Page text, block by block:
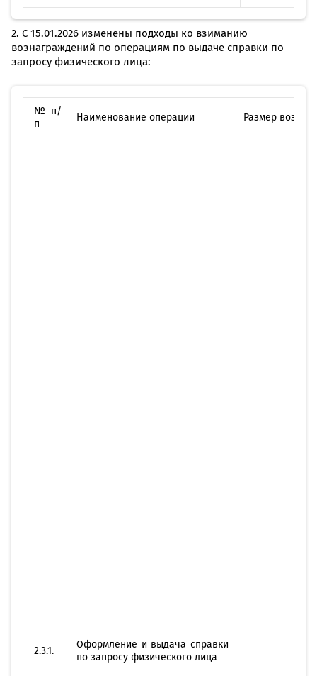
2. С 15.01.2026 изменены подходы ко взиманию
вознаграждений по операциям по выдаче справки по
запросу физического лица:
№ п/
п
Наименование операции Размер
2.3.1.
Оформление и выдача справки
по запросу физического лица